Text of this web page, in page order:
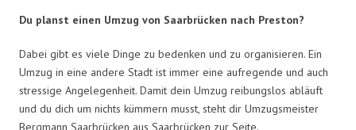
Du planst einen Umzug von Saarbrücken nach Preston?
Dabei gibt es viele Dinge zu bedenken und zu organisieren. Ein
Umzug in eine andere Stadt ist immer eine aufregende und auch
stressige Angelegenheit. Damit dein Umzug reibungslos abläuft
und du dich um nichts kümmern musst, steht dir Umzugsmeister
Bergmann Saarbrücken aus Saarbrücken zur Seite.